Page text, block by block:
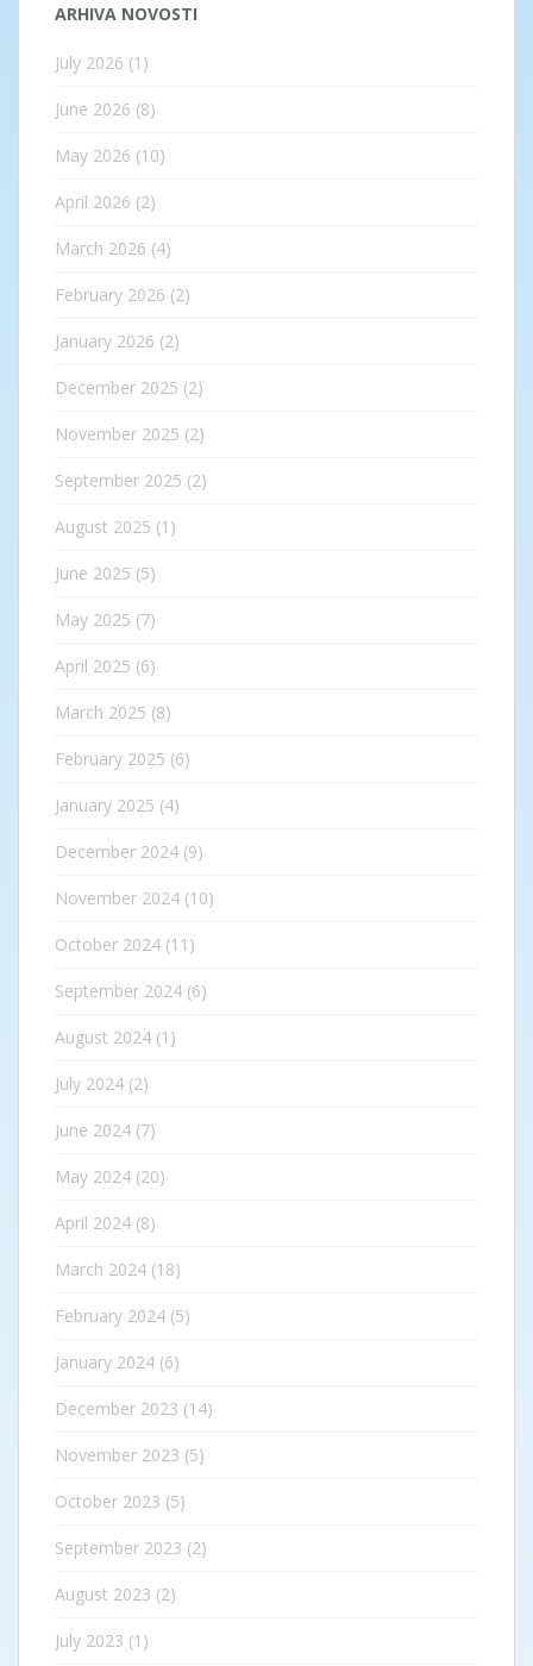
ARHIVA NOVOSTI
July 2026 (1)
June 2026 (8)
May 2026 (10)
April 2026 (2)
March 2026 (4)
February 2026 (2)
January 2026 (2)
December 2025 (2)
November 2025 (2)
September 2025 (2)
August 2025 (1)
June 2025 (5)
May 2025 (7)
April 2025 (6)
March 2025 (8)
February 2025 (6)
January 2025 (4)
December 2024 (9)
November 2024 (10)
October 2024 (11)
September 2024 (6)
August 2024 (1)
July 2024 (2)
June 2024 (7)
May 2024 (20)
April 2024 (8)
March 2024 (18)
February 2024 (5)
January 2024 (6)
December 2023 (14)
November 2023 (5)
October 2023 (5)
September 2023 (2)
August 2023 (2)
July 2023 (1)